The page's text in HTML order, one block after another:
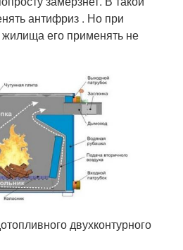
антифриз . Но при
его применять не
двухконтурного